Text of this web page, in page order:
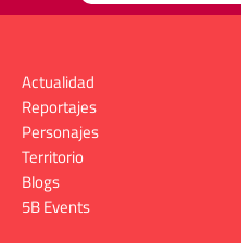
Actualidad
Reportajes
Personajes
Territorio
Blogs
5B Events